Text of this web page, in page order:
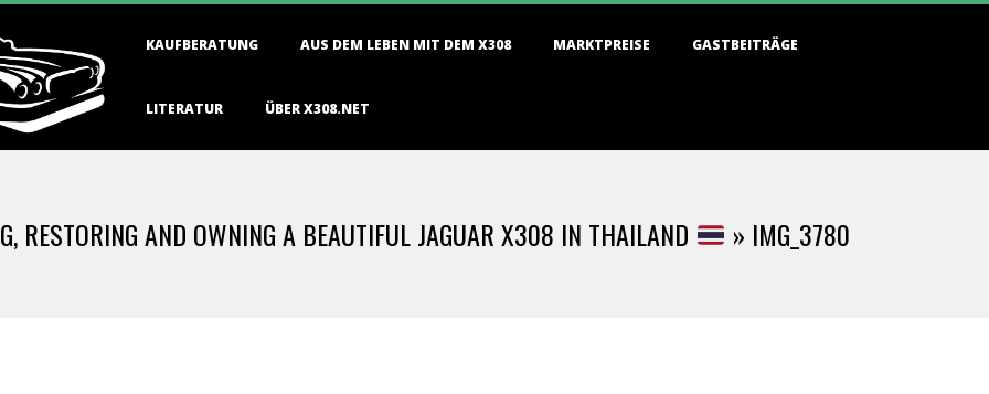
KAUFBERATUNG AUS DEM LEBEN MIT DEM X308 MARKTPREISE GASTBEITRÄGE
LITERATUR ÜBER X308.NET
RESTORING AND OWNING A BEAUTIFUL JAGUAR X308 IN THAILAND » IMG_3780